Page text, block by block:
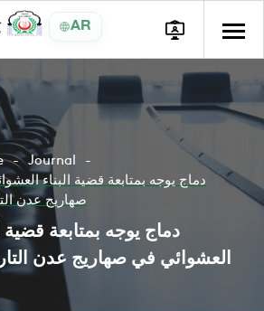
AR
Journal
دماج يوجه بمتابعة قضية البناء
صهاريج عدن
دماج يوجه بمتابعة قضية
العشوائي في صهاريج عدن